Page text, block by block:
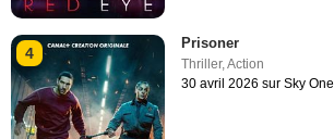
4
Prisoner
Thriller,Action
30 avril 2026 sur Sky One